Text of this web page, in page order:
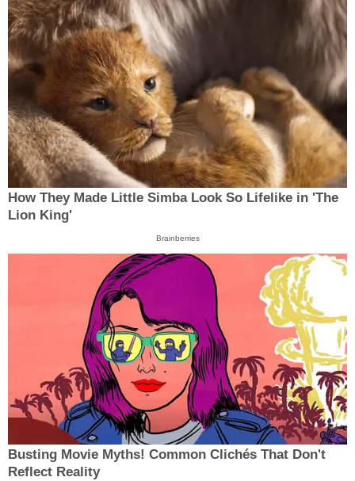
How They Made Little Simba Look So Lifelike in 'The
Lion King'
Brainberries
Busting Movie Myths! Common Clichés That Don't
Reflect Reality